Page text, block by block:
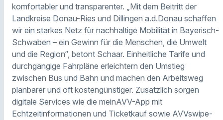
komfortabler und transparenter. „Mit dem Beitritt der
Landkreise Donau-Ries und Dillingen a.d.Donau schaffen
wir ein starkes Netz für nachhaltige Mobilität in Bayerisch-
Schwaben – ein Gewinn für die Menschen, die Umwelt
und die Region“, betont Schaar. Einheitliche Tarife und
durchgängige Fahrpläne erleichtern den Umstieg
zwischen Bus und Bahn und machen den Arbeitsweg
planbarer und oft kostengünstiger. Zusätzlich sorgen
digitale Services wie die meinAVV-App mit
Echtzeitinformationen und Ticketkauf sowie AVVswipe-